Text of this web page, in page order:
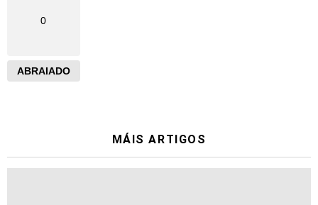
0
ABRAIADO
MÁIS ARTIGOS